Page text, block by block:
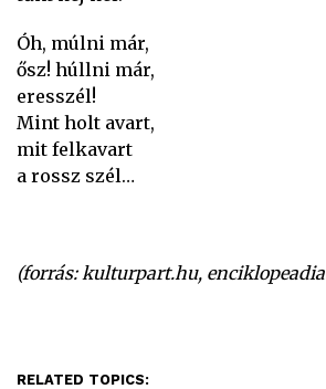
Óh, múlni már,
ősz! húllni már,
eresszél!
Mint holt avart,
mit felkavart
a rossz szél…
(forrás: kulturpart.hu,
RELATED TOPICS: